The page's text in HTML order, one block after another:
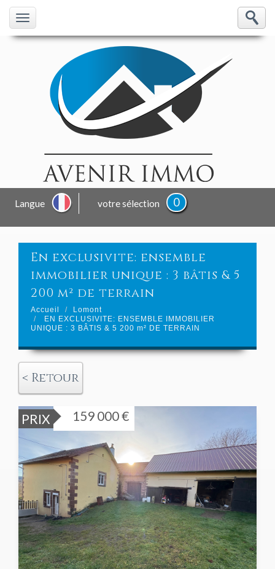
Langue votre sélection 0
en exclusivite: ensemble
immobilier unique : 3 bâtis & 5
200 m² de terrain
Accueil
Lomont
EN EXCLUSIVITE: ENSEMBLE IMMOBILIER
UNIQUE : 3 BÂTIS & 5 200 m² DE TERRAIN
< Retour
PRIX 159 000 €